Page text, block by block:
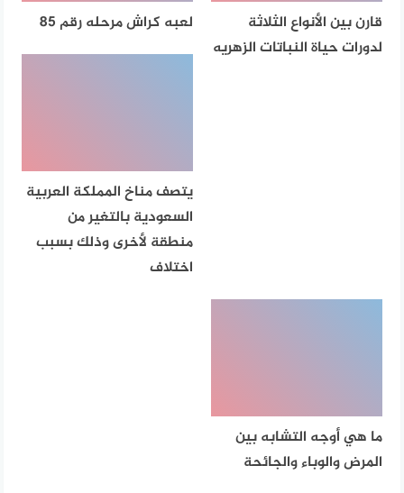
قارن بين الأنواع الثلاثة
لدورات حياة النباتات الزهريه
لعبه كراش مرحله رقم 85
يتصف مناخ المملكة العربية
السعودية بالتغير من
منطقة لأخرى وذلك بسبب
اختلاف
ما هي أوجه التشابه بين
المرض والوباء والجائحة